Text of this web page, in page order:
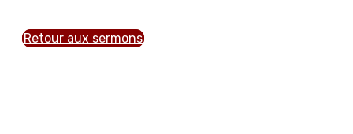
Retour aux sermons